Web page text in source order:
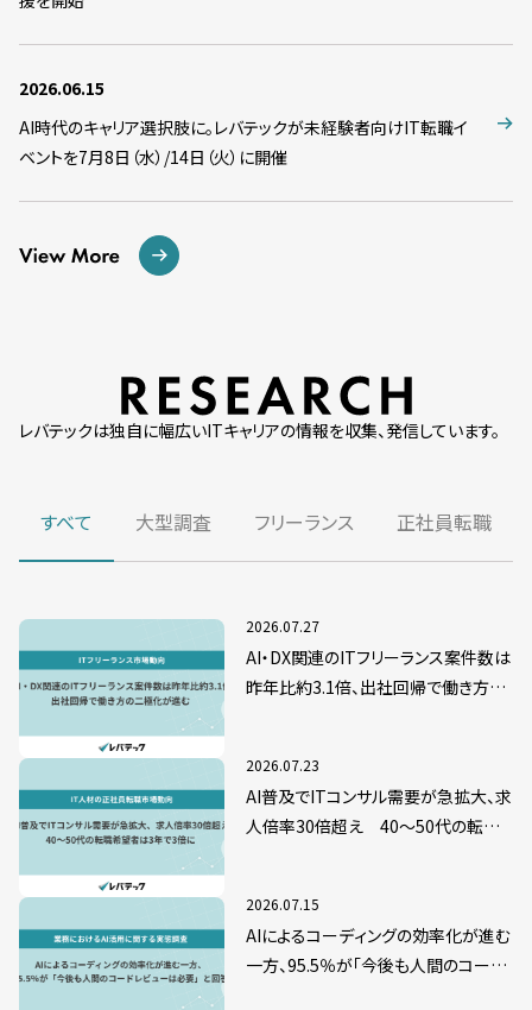
2026.06.15
AI時代のキャリア選択肢に。レバテックが未経験者向けIT転職イ
ベントを7月8日（水）/14日（火）に開催
レバテックは独自に幅広いITキャリアの情報を収集、発信しています。
すべて 大型調査 フリーランス 正社員転職
2026.07.27
AI・DX関連のITフリーランス案件数は
昨年比約3.1倍、出社回帰で働き方の
2026.07.23
AI普及でITコンサル需要が急拡大、求
人倍率30倍超え 40～50代の転職
2026.07.15
AIによるコーディングの効率化が進む
一方、95.5％が「今後も人間のコード